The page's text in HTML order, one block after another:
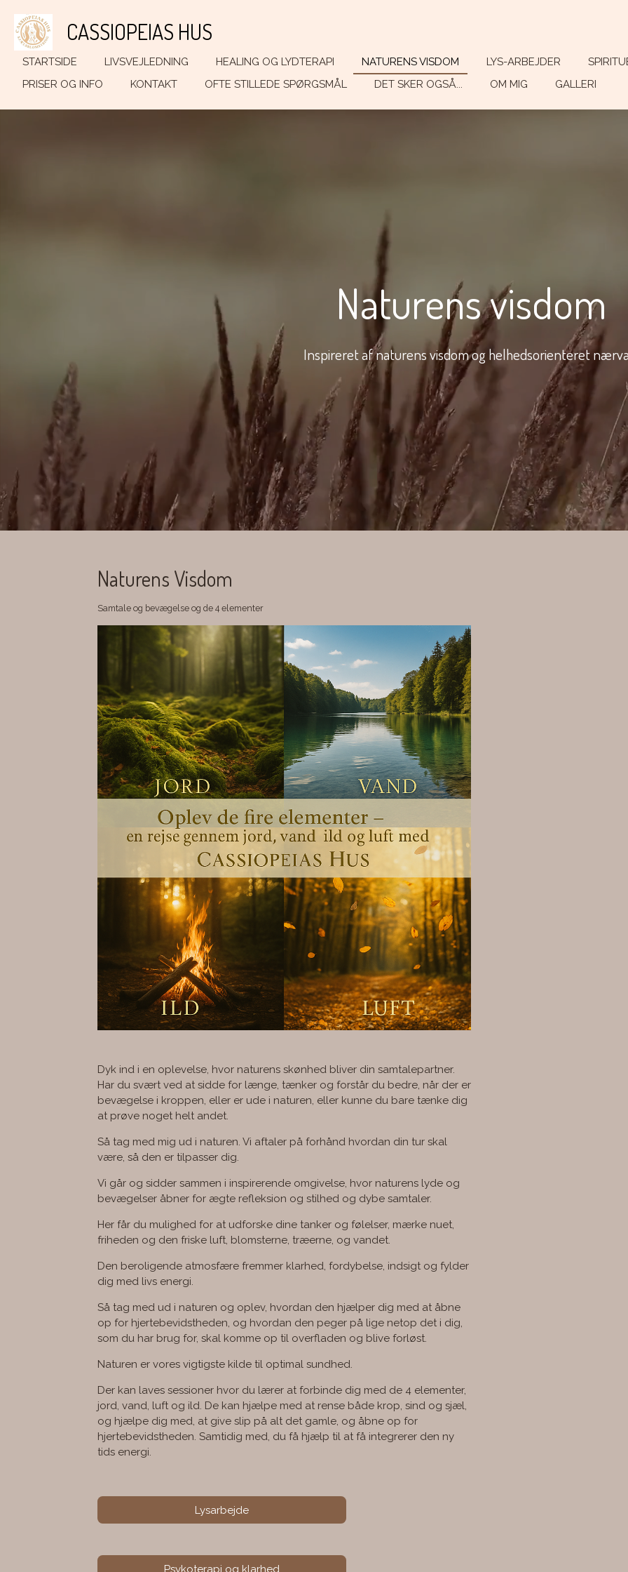
Spring
hovedindholdCASSIOPEIAS HUS
STARTSIDE LIVSVEJLEDNING HEALING OG LYDTERAPI NATURENS VISDOM LYS-ARBEJDER
PRISER OG INFO
KONTAKT OFTE STILLEDE SPØRGSMÅL DET SKER OGSÅ... OM MIG GALLERI
Naturens visdom
Inspireret af naturens visdom og helhedsorienteret
Naturens Visdom
Samtale og bevægelse og de 4 elementer
Dyk ind i en oplevelse, hvor naturens skønhed bliver din samtalepartner.
Har du svært ved at sidde for længe, tænker og forstår du bedre, når der er
bevægelse i kroppen, eller er ude i naturen, eller kunne du bare tænke dig
at prøve noget helt andet.
Så tag med mig ud i naturen. Vi aftaler på forhånd hvordan din tur skal
være, så den er tilpasser dig.
Vi går og sidder sammen i inspirerende omgivelse, hvor naturens lyde og
bevægelser åbner for ægte refleksion og stilhed og dybe samtaler.
Her får du mulighed for at udforske dine tanker og følelser, mærke nuet,
friheden og den friske luft, blomsterne, træerne, og vandet.
Den beroligende atmosfære fremmer klarhed, fordybelse, indsigt og fylder
dig med livs energi.
Så tag med ud i naturen og oplev, hvordan den hjælper dig med at åbne
op for hjertebevidstheden, og hvordan den peger på lige netop det i dig,
som du har brug for, skal komme op til overfladen og blive forløst.
Naturen er vores vigtigste kilde til optimal sundhed.
Der kan laves sessioner hvor du lærer at forbinde dig med de 4 elementer,
jord, vand, luft og ild. De kan hjælpe med at rense både krop, sind og sjæl,
og hjælpe dig med, at give slip på alt det gamle, og åbne op for
hjertebevidstheden. Samtidig med, du få hjælp til at få integrerer den ny
tids energi.
Lysarbejde
Psykoterapi og klarhed